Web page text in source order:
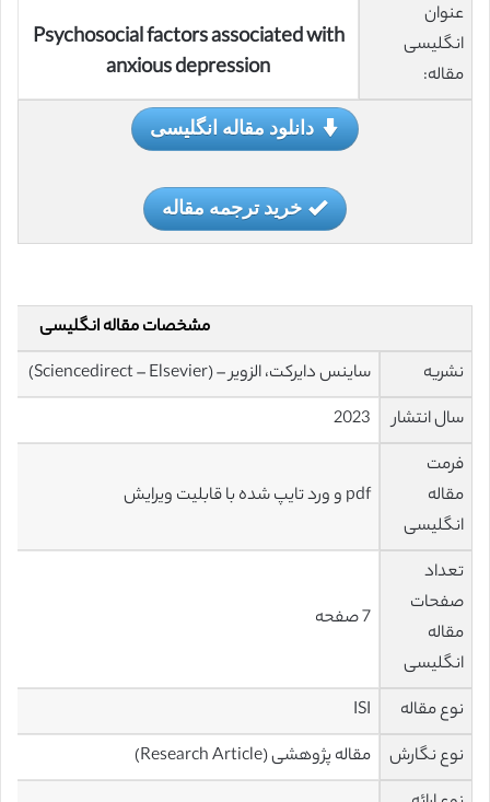
عنوان
انگلیسی
مقاله:
Psychosocial factors associated with
anxious depression
دانلود مقاله انگلیسی
خرید ترجمه مقاله
مشخصات مقاله انگلیسی
نشریه
ساینس دایرکت، الزویر – (Sciencedirect – Elsevier)
سال انتشار
2023
فرمت
مقاله
انگلیسی
pdf و ورد تایپ شده با قابلیت ویرایش
تعداد
صفحات
مقاله
انگلیسی
7 صفحه
نوع مقاله
ISI
نوع نگارش
مقاله پژوهشی (Research Article)